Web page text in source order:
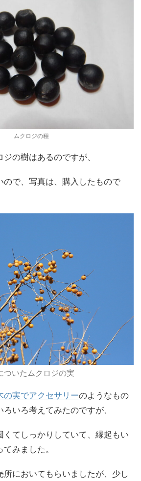
ムクロジの種
の樹はあるのですが、
ので、写真は、購入したもので
ついたムクロジの実
の実でアクセサリーのようなもの
いろ考えてみたのですが、
くてしっかりしていて、縁起もい
みました。
所においてもらいましたが、少し